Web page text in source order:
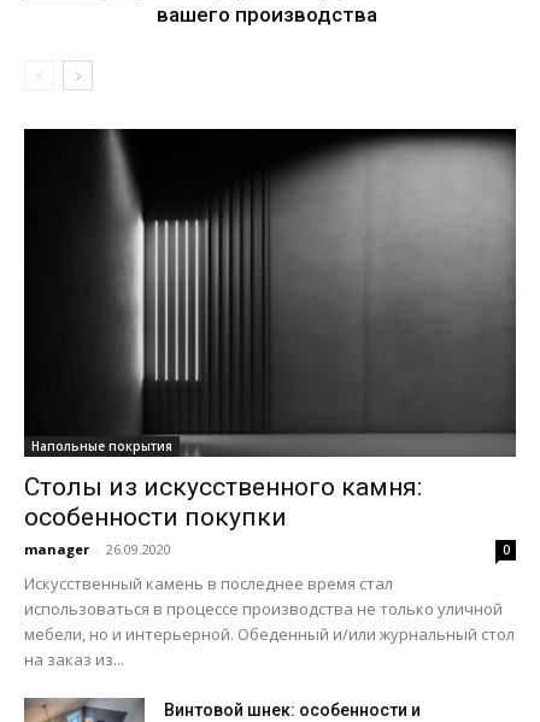
вашего производства
Напольные покрытия
Столы из искусственного камня:
особенности покупки
manager - 26.09.2020 0
Искусственный камень в последнее время стал
использоваться в процессе производства не только уличной
мебели, но и интерьерной. Обеденный и/или журнальный стол
на заказ из...
Винтовой шнек: особенности и